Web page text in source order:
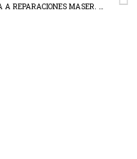
VISITA A REPARACIONES MASER. JCB AMOREBIETA.